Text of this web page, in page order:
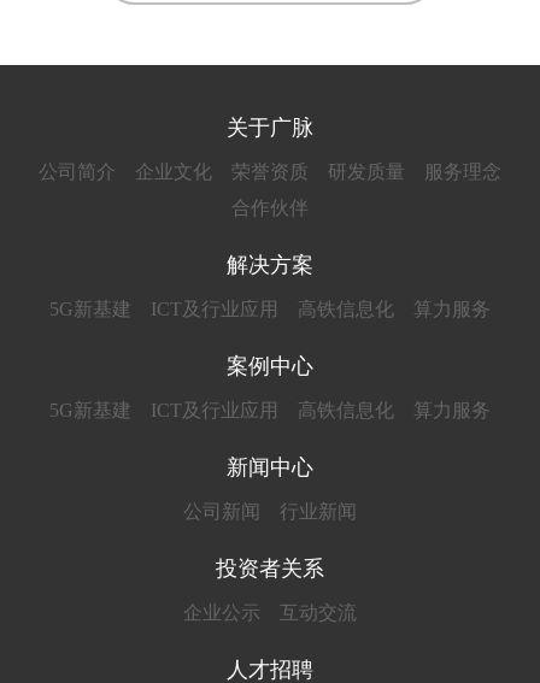
关于广脉
公司简介 企业文化 荣誉资质 研发质量
服务理念
合作伙伴
解决方案
5G新基建 ICT及行业应用 高铁信息化 算力服务
案例中心
5G新基建 ICT及行业应用 高铁信息化 算力服务
新闻中心
公司新闻 行业新闻
投资者关系
企业公示 互动交流
人才招聘